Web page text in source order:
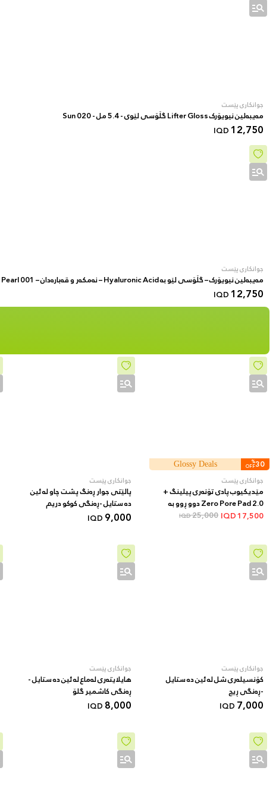
جوانکاری پێست
مەیبەلین نیویۆرک Lifter Gloss گڵۆسی لێوی - 5.4 مل - 020 Sun
12,750
IQD
جوانکاری پێست
مەیبەلین نیویۆرک – گڵۆسی لێو بە Hyaluronic Acid – نەمکەر و قەبارەدان – 001 Pearl
12,750
IQD
30
%
OFF
Glossy Deals
جوانکاری پێست
مێدیکیوب پادی تۆنەری پیلینگ +
Zero Pore Pad 2.0 دوو ڕوو بە
AHA/BHA + 70 دانە
17,500
25,000
IQD
جوانکاری پێست
پالێتی جوار ڕەنگ پشت چاو لە ئین
دە ستایل -ڕەنگی کوکو دریم
9,000
IQD
جوانکاری پێست
کۆنسیلەری شل لە ئین دە ستایل
-ڕەنگی ڕیچ
7,000
IQD
جوانکاری پێست
هایلایتەری لەماع لە ئین دە ستایل -
ڕەنگی کاشمیر گلۆ
8,000
IQD